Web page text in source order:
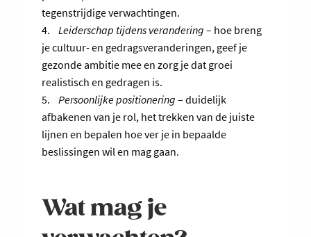
tegenstrijdige verwachtingen.
4. Leiderschap tijdens verandering – hoe breng
je cultuur- en gedragsveranderingen, geef je
gezonde ambitie mee en zorg je dat groei
realistisch en gedragen is.
5. Persoonlijke positionering – duidelijk
afbakenen van je rol, het trekken van de juiste
lijnen en bepalen hoe ver je in bepaalde
beslissingen wil en mag gaan.
Wat mag je